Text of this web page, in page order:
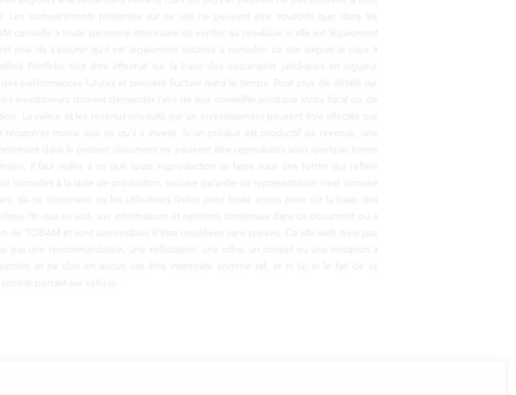
Les compartiments présentés sur ce site ne peuvent être souscrits que dans les
conseille à toute personne intéressée de vérifier au préalable si elle est légalement
prié de s’assurer qu’il est légalement autorisé à consulter ce site depuis le pays à
Portfolio doit être effectué sur la base des documents juridiques en vigueur
performances futures et peuvent fluctuer dans le temps. Pour plus de détails sur
investisseurs doivent demander l’avis de leur conseiller juridique et/ou fiscal ou de
La valeur et les revenus produits par un investissement peuvent être affectés par
récupérer moins que ce qu’il a investi. Si un produit est productif de revenus, une
dans le présent document ne peuvent être reproduites sous quelque forme
il faut veiller à ce que toute reproduction se fasse sous une forme qui reflète
correctes à la date de production, aucune garantie ou représentation n’est donnée
de ce document ou les utilisateurs finaux pour toute action prise sur la base des
fin que ce soit, aux informations et opinions contenues dans ce document ou à
TOBAM et sont susceptibles d’être modifiées sans préavis. Ce site web n’est pas
pas une recommandation, une sollicitation, une offre, un conseil ou une invitation à
et ne doit en aucun cas être interprété comme tel, et ni lui ni le fait de sa
portant sur celui-ci.